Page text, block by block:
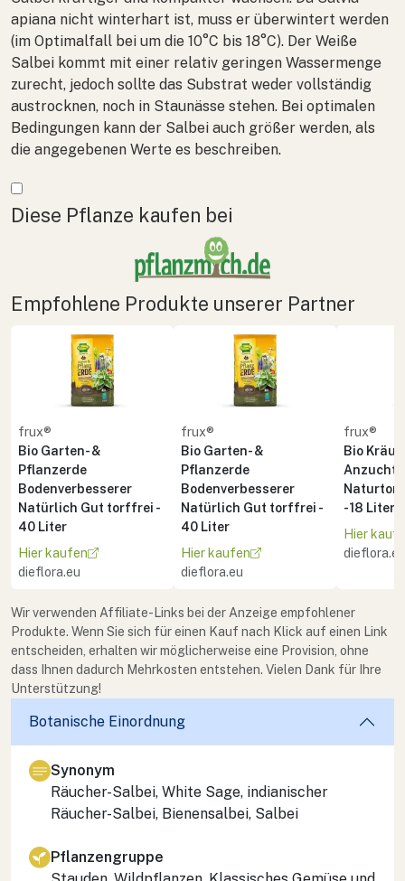
apiana nicht winterhart ist, muss er überwintert werden
(im Optimalfall bei um die 10°C bis 18°C). Der Weiße
Salbei kommt mit einer relativ geringen Wassermenge
zurecht, jedoch sollte das Substrat weder vollständig
austrocknen, noch in Staunässe stehen. Bei optimalen
Bedingungen kann der Salbei auch größer werden, als
die angegebenen Werte es beschreiben.
Mehr anzeigen
Diese Pflanze kaufen bei
Empfohlene Produkte unserer Partner
frux®
Bio Garten- &
Pflanzerde
Bodenverbesserer
Natürlich Gut torffrei -
40 Liter
Hier kaufen
dieflora.eu
frux®
Bio Garten- &
Pflanzerde
Bodenverbesserer
Natürlich Gut torffrei -
40 Liter
Hier kaufen
dieflora.eu
frux®
Bio
Naturton
- 18 Liter
Hier
dieflora.eu
Wir verwenden Affiliate-Links bei der Anzeige empfohlener
Produkte. Wenn Sie sich für einen Kauf nach Klick auf einen Link
entscheiden, erhalten wir möglicherweise eine Provision, ohne
dass Ihnen dadurch Mehrkosten entstehen. Vielen Dank für Ihre
Unterstützung!
Botanische Einordnung
Synonym
Räucher-Salbei, White Sage, indianischer
Räucher-Salbei, Bienensalbei, Salbei
Pflanzengruppe